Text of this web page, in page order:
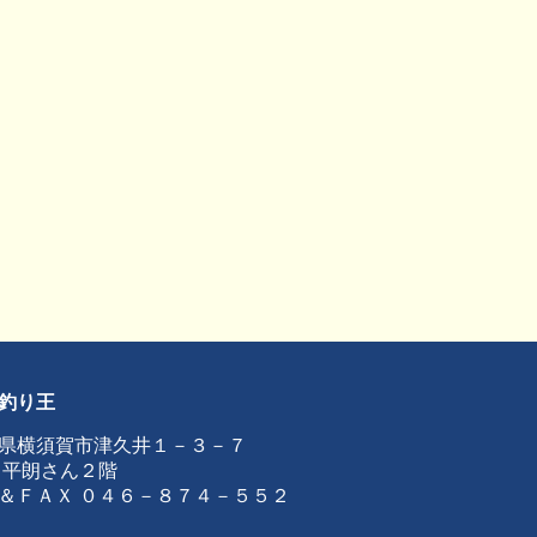
り王
横須賀市津久井１－３－７
朗さん２階
ＦＡＸ ０４６－８７４－５５２